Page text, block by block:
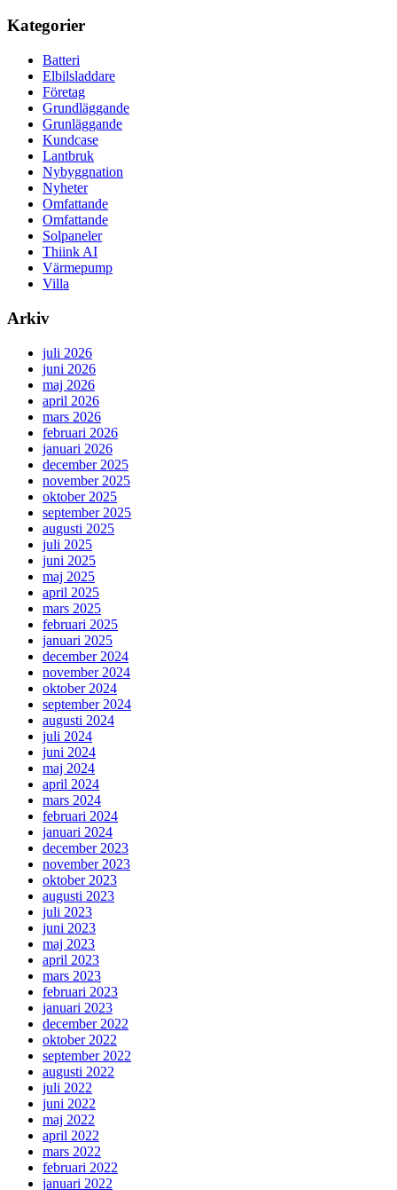
Kategorier
Batteri
Elbilsladdare
Företag
Grundläggande
Grunläggande
Kundcase
Lantbruk
Nybyggnation
Nyheter
Omfattande
Omfattande
Solpaneler
Thiink AI
Värmepump
Villa
Arkiv
juli 2026
juni 2026
maj 2026
april 2026
mars 2026
februari 2026
januari 2026
december 2025
november 2025
oktober 2025
september 2025
augusti 2025
juli 2025
juni 2025
maj 2025
april 2025
mars 2025
februari 2025
januari 2025
december 2024
november 2024
oktober 2024
september 2024
augusti 2024
juli 2024
juni 2024
maj 2024
april 2024
mars 2024
februari 2024
januari 2024
december 2023
november 2023
oktober 2023
augusti 2023
juli 2023
juni 2023
maj 2023
april 2023
mars 2023
februari 2023
januari 2023
december 2022
oktober 2022
september 2022
augusti 2022
juli 2022
juni 2022
maj 2022
april 2022
mars 2022
februari 2022
januari 2022